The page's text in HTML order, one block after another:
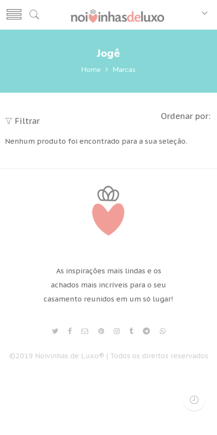
Jogê
Home Marcas
Filtrar Ordenar por:
Nenhum produto foi encontrado para a sua seleção.
As inspirações mais lindas e os
achados mais incríveis para o seu
casamento reunidos em um só lugar!
©2019 Noivinhas de Luxo® | Todos os direitos reservados